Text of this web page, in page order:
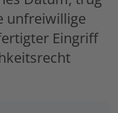
unfreiwillige
Eingriff